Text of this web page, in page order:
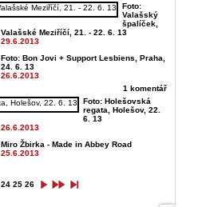
Foto:
Valašský
špalíček,
Valašské Meziříčí, 21. - 22. 6. 13
29.6.2013
Foto: Bon Jovi + Support Lesbiens, Praha,
24. 6. 13
26.6.2013
1 komentář
Foto: Holešovská
regata, Holešov, 22.
6. 13
26.6.2013
Miro Žbirka - Made in Abbey Road
25.6.2013
24 25 26